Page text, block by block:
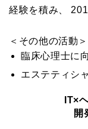
経験を積み、
＜その他の活動＞
臨床心理士に
エステティシ
IT×
開